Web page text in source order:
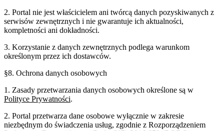
2. Portal nie jest właścicielem ani twórcą danych pozyskiwanych z
serwisów zewnętrznych i nie gwarantuje ich aktualności,
kompletności ani dokładności.
3. Korzystanie z danych zewnętrznych podlega warunkom
określonym przez ich dostawców.
§8. Ochrona danych osobowych
1. Zasady przetwarzania danych osobowych określone są w
Polityce Prywatności.
2. Portal przetwarza dane osobowe wyłącznie w zakresie
niezbędnym do świadczenia usług, zgodnie z Rozporządzeniem